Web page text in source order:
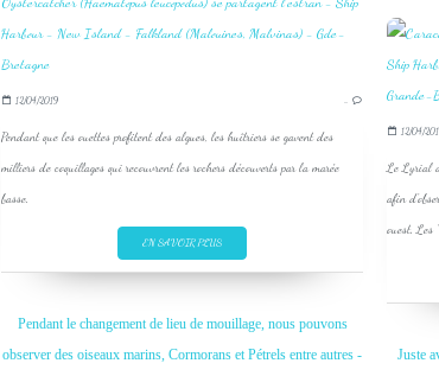
12/04/2019 …
Pendant que les ouettes profitent des algues, les huîtriers se gavent des
milliers de coquillages qui recouvrent les rochers découverts par la marée
basse.
EN SAVOIR PLUS
12/04/
Le Lyrial
afin
ouest. Les
Pendant le changement de lieu de mouillage, nous pouvons
observer des oiseaux marins, Cormorans et Pétrels entre autres -
Juste